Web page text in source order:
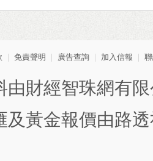
免責聲明 廣告查詢 加入信報
由財經智珠網有
及黃金報價由路